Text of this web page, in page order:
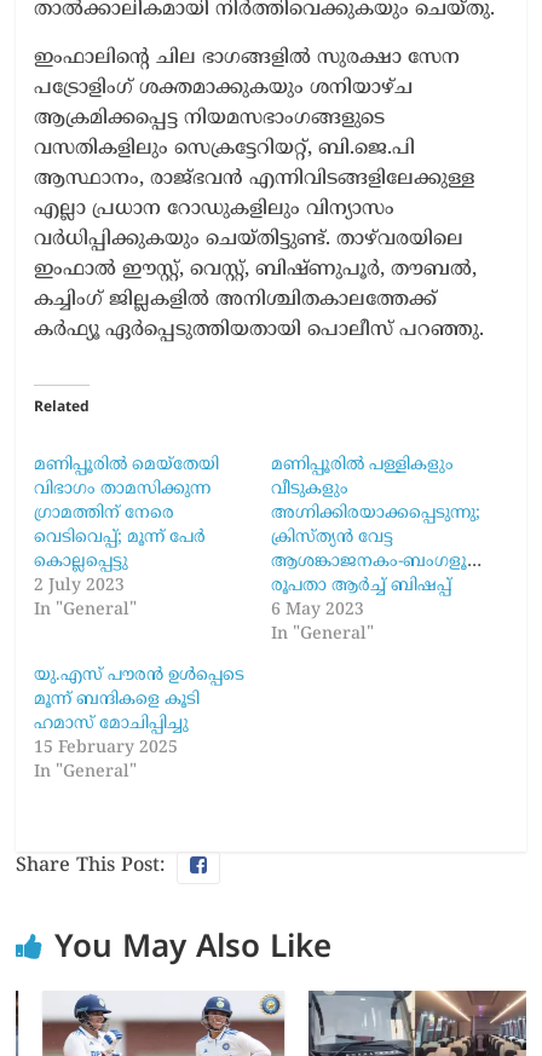
താൽക്കാലികമായി നിർത്തിവെക്കുകയും ചെയ്തു.
ഇംഫാലി​ന്‍റെ ചില ഭാഗങ്ങളിൽ സുരക്ഷാ സേന
പട്രോളിംഗ് ശക്തമാക്കുകയും ശനിയാഴ്ച
ആക്രമിക്കപ്പെട്ട നിയമസഭാംഗങ്ങളുടെ
വസതികളിലും സെക്രട്ടേറിയറ്റ്, ബി.ജെ.പി
ആസ്ഥാനം, രാജ്ഭവൻ എന്നിവിടങ്ങളിലേക്കുള്ള
എല്ലാ പ്രധാന റോഡുകളിലും വിന്യാസം
വർധിപ്പിക്കുകയും ചെയ്തിട്ടുണ്ട്. താഴ്‌വരയിലെ
ഇംഫാൽ ഈസ്റ്റ്, വെസ്റ്റ്, ബിഷ്ണുപൂർ, തൗബൽ,
കച്ചിംഗ് ജില്ലകളിൽ അനിശ്ചിതകാലത്തേക്ക്
കർഫ്യൂ ഏർപ്പെടുത്തിയതായി പൊലീസ് പറഞ്ഞു.
Related
മണിപ്പൂരിൽ മെയ്തേയി
വിഭാഗം താമസിക്കുന്ന
ഗ്രാമത്തിന് നേരെ
വെടിവെപ്പ്; മൂന്ന് പേർ
കൊല്ലപ്പെട്ടു
2 July 2023
In "General"
മണിപ്പൂരിൽ പള്ളികളും
വീടുകളും
അഗ്നിക്കിരയാക്കപ്പെടുന്നു;
ക്രിസ്ത്യൻ വേട്ട
ആശങ്കാജനകം-ബംഗളൂരു
രൂപതാ ആർച്ച് ബിഷപ്പ്
6 May 2023
In "General"
യു.എസ് പൗരൻ ഉൾപ്പെടെ
മൂന്ന് ബന്ദികളെ കൂടി
ഹമാസ് മോചിപ്പിച്ചു
15 February 2025
In "General"
Share This Post:
You May Also Like